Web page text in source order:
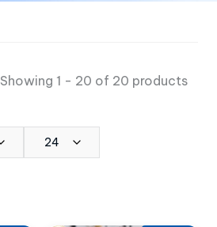
Showing 1 - 20 of 20 products
24